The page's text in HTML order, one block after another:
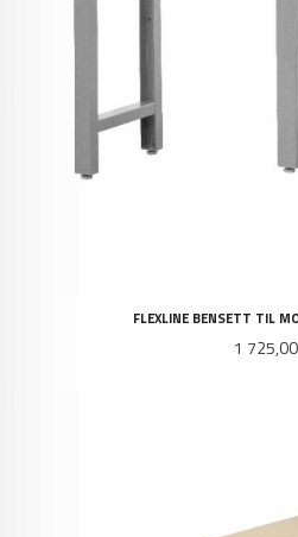
FLEXLINE BENSETT TIL
Pris
1 725,00